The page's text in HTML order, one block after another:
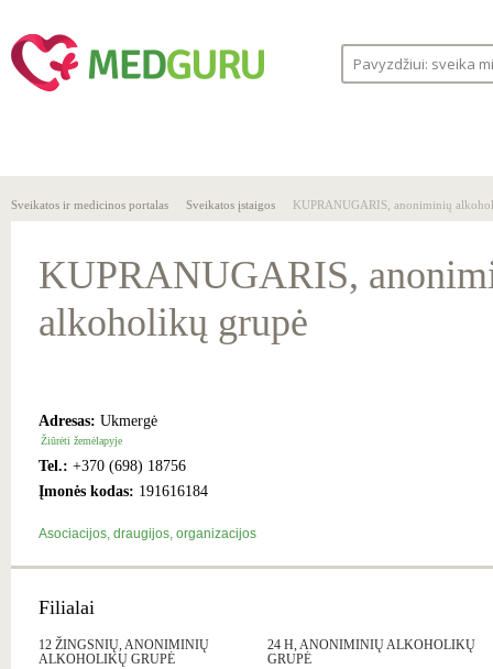
Sveikatos ir medicinos portalas Sveikatos įstaigos KUPRANUGARIS, anoniminių
KUPRANUGARIS,
alkoholikų grupė
Adresas: Ukmergė
Žiūrėti žemėlapyje
Tel.: +370 (698) 18756
Įmonės kodas: 191616184
Asociacijos, draugijos, organizacijos
Filialai
12 ŽINGSNIŲ, ANONIMINIŲ
ALKOHOLIKŲ GRUPĖ
24 H, ANONIMINIŲ ALKOHOLIKŲ
GRUPĖ